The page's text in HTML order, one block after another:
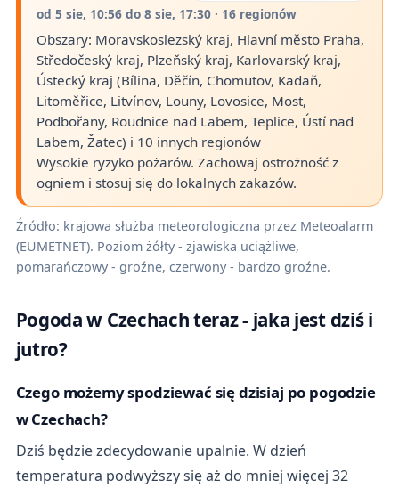
od 5 sie, 10:56 do 8 sie, 17:30 · 16 regionów
Obszary: Moravskoslezský kraj, Hlavní město Praha,
Středočeský kraj, Plzeňský kraj, Karlovarský kraj,
Ústecký kraj (Bílina, Děčín, Chomutov, Kadaň,
Litoměřice, Litvínov, Louny, Lovosice, Most,
Podbořany, Roudnice nad Labem, Teplice, Ústí nad
Labem, Žatec) i 10 innych regionów
Wysokie ryzyko pożarów. Zachowaj ostrożność z
ogniem i stosuj się do lokalnych zakazów.
Źródło: krajowa służba meteorologiczna przez Meteoalarm
(EUMETNET). Poziom żółty - zjawiska uciążliwe,
pomarańczowy - groźne, czerwony - bardzo groźne.
Pogoda w Czechach teraz - jaka jest dziś i
jutro?
Czego możemy spodziewać się dzisiaj po pogodzie
w Czechach?
Dziś będzie zdecydowanie upalnie. W dzień
temperatura podwyższy się aż do mniej więcej 32